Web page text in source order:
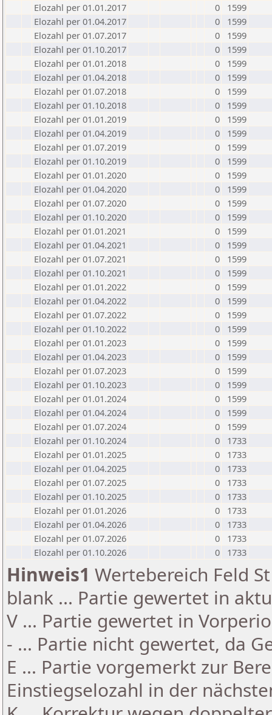
Elozahl per 01.01.2017
0
1599
Elozahl per 01.04.2017
0
1599
Elozahl per 01.07.2017
0
1599
Elozahl per 01.10.2017
0
1599
Elozahl per 01.01.2018
0
1599
Elozahl per 01.04.2018
0
1599
Elozahl per 01.07.2018
0
1599
Elozahl per 01.10.2018
0
1599
Elozahl per 01.01.2019
0
1599
Elozahl per 01.04.2019
0
1599
Elozahl per 01.07.2019
0
1599
Elozahl per 01.10.2019
0
1599
Elozahl per 01.01.2020
0
1599
Elozahl per 01.04.2020
0
1599
Elozahl per 01.07.2020
0
1599
Elozahl per 01.10.2020
0
1599
Elozahl per 01.01.2021
0
1599
Elozahl per 01.04.2021
0
1599
Elozahl per 01.07.2021
0
1599
Elozahl per 01.10.2021
0
1599
Elozahl per 01.01.2022
0
1599
Elozahl per 01.04.2022
0
1599
Elozahl per 01.07.2022
0
1599
Elozahl per 01.10.2022
0
1599
Elozahl per 01.01.2023
0
1599
Elozahl per 01.04.2023
0
1599
Elozahl per 01.07.2023
0
1599
Elozahl per 01.10.2023
0
1599
Elozahl per 01.01.2024
0
1599
Elozahl per 01.04.2024
0
1599
Elozahl per 01.07.2024
0
1599
Elozahl per 01.10.2024
0
1733
Elozahl per 01.01.2025
0
1733
Elozahl per 01.04.2025
0
1733
Elozahl per 01.07.2025
0
1733
Elozahl per 01.10.2025
0
1733
Elozahl per 01.01.2026
0
1733
Elozahl per 01.04.2026
0
1733
Elozahl per 01.07.2026
0
1733
Elozahl per 01.10.2026
0 1733
Hinweis1 Wertebereich Feld
blank ... Partie gewertet in
V ... Partie gewertet in
- ... Partie nicht gewertet, da
E ... Partie vorgemerkt zur
Einstiegselozahl in der